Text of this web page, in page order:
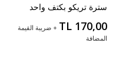
سترة تريكو بكتف واحد
TL 170,00 + ضريبة القيمة
المضافة